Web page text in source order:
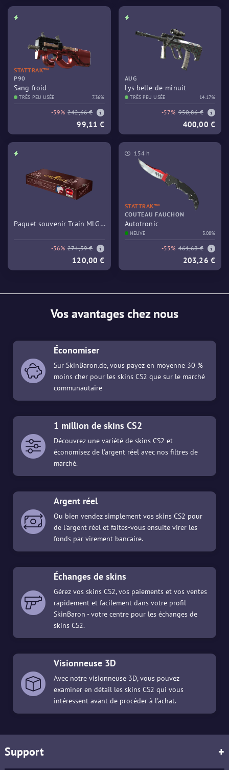
STATTRAK™
P90
Sang froid
TRÈS PEU USÉE 7.36%
-59% 242,66 €
99,11 €
AUG
Lys belle-de-minuit
TRÈS PEU USÉE 14.17%
-57% 950,86 €
400,00 €
Paquet souvenir Train MLG
-56% 274,39 €
120,00 €
154 h
STATTRAK™
COUTEAU FAUCHON
Autotronic
NEUVE 3.08%
-55% 461,68 €
203,26 €
Vos avantages chez nous
Économiser
Sur SkinBaron.de, vous payez en moyenne 30 %
moins cher pour les skins CS2 que sur le marché
communautaire
1 million de skins CS2
Découvrez une variété de skins CS2 et
économisez de l'argent réel avec nos filtres de
marché.
Argent réel
Ou bien vendez simplement vos skins CS2 pour
de l'argent réel et faites-vous ensuite virer les
fonds par virement bancaire.
Échanges de skins
Gérez vos skins CS2, vos paiements et vos ventes
rapidement et facilement dans votre profil
SkinBaron - votre centre pour les échanges de
skins CS2.
Visionneuse 3D
Avec notre visionneuse 3D, vous pouvez
examiner en détail les skins CS2 qui vous
intéressent avant de procéder à l'achat.
Support +